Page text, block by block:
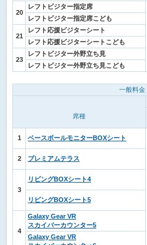
20
レフトビジター指定席
レフトビジター指定席こども
21
レフト応援ビジターシート
レフト応援ビジターシートこども
23
レフトビジター外野立ち見
レフトビジター外野立ち見こども
一般料金
席種
1 ベースボールモニターBOXシート
2 プレミアムテラス
3
リビングBOXシート4
リビングBOXシート5
4
Galaxy Gear VR
スカイバーカウンター5
Galaxy Gear VR